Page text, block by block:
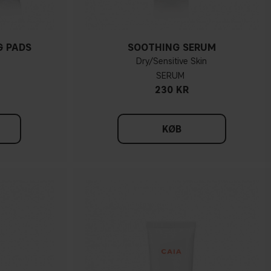
PADS SOOTHING SERUM
Dry/Sensitive Skin
SERUM
230 KR
KØB